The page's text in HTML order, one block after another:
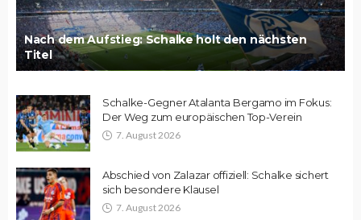
Nach dem Aufstieg: Schalke holt den nächsten
Titel
Schalke-Gegner Atalanta Bergamo im Fokus:
Der Weg zum europäischen Top-Verein
7. August 2026
Abschied von Zalazar offiziell: Schalke sichert
sich besondere Klausel
7. August 2026